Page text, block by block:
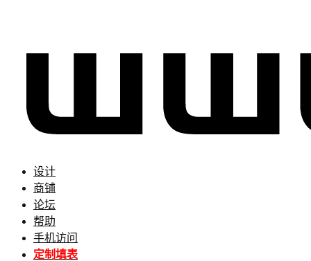
设计
商铺
论坛
帮助
手机访问
定制填表